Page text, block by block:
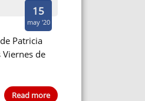
Patricia
de
Read more
15
may '20